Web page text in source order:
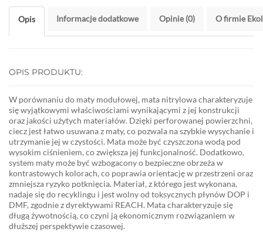
Opis Informacje dodatkowe Opinie (0) O firmie
OPIS PRODUKTU:
W porównaniu do maty modułowej, mata nitrylowa charakteryzuje
się wyjątkowymi właściwościami wynikającymi z jej konstrukcji
oraz jakości użytych materiałów. Dzięki perforowanej powierzchni,
ciecz jest łatwo usuwana z maty, co pozwala na szybkie wysychanie i
utrzymanie jej w czystości. Mata może być czyszczona wodą pod
wysokim ciśnieniem, co zwiększa jej funkcjonalność. Dodatkowo,
system maty może być wzbogacony o bezpieczne obrzeża w
kontrastowych kolorach, co poprawia orientację w przestrzeni oraz
zmniejsza ryzyko potknięcia. Materiał, z którego jest wykonana,
nadaje się do recyklingu i jest wolny od toksycznych płynów DOP i
DMF, zgodnie z dyrektywami REACH. Mata charakteryzuje się
długą żywotnością, co czyni ją ekonomicznym rozwiązaniem w
dłuższej perspektywie czasowej.